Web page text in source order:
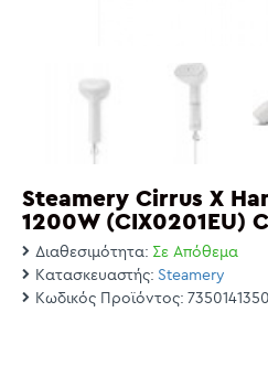
Steamery Cirrus X
1200W (CIX0201EU)
Διαθεσιμότητα: Σε Απόθεμα
Κατασκευαστής: Steamery
Κωδικός Προϊόντος: